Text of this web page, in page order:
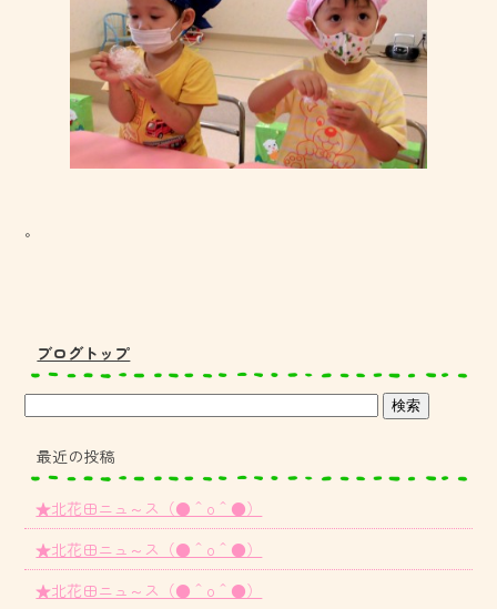
。
ブログトップ
最近の投稿
★北花田ニュ～ス（●＾o＾●）
★北花田ニュ～ス（●＾o＾●）
★北花田ニュ～ス（●＾o＾●）